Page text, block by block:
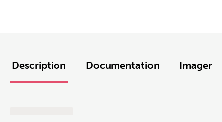
Description Documentation Imagens